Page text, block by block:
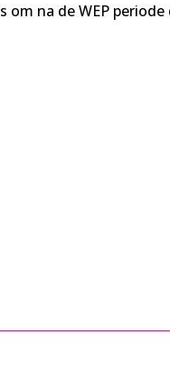
om na de WEP